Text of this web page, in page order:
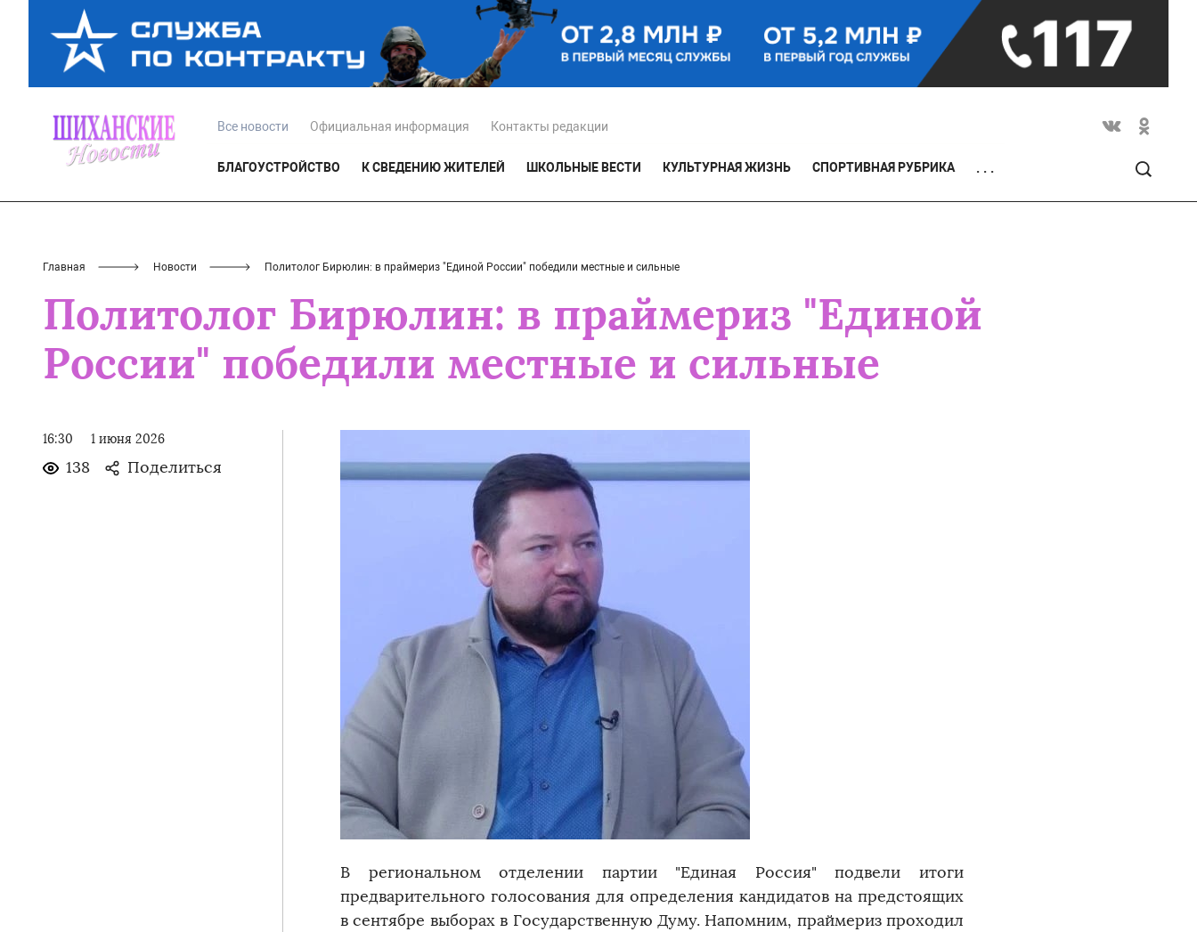
Все новости Официальная информация Контакты редакции
БЛАГОУСТРОЙСТВО К СВЕДЕНИЮ ЖИТЕЛЕЙ ШКОЛЬНЫЕ ВЕСТИ КУЛЬТУРНАЯ ЖИЗНЬ СПОРТИВНАЯ РУБРИКА . . .
Главная Новости Политолог Бирюлин: в праймериз "Единой России" победили местные и сильные
Политолог Бирюлин: в праймериз "Единой
России" победили местные и сильные
16:30 1 июня 2026
138 Поделиться
В региональном отделении партии "Единая Россия" подвели итоги
предварительного голосования для определения кандидатов на предстоящих
в сентябре выборах в Государственную Думу. Напомним, праймериз проходил